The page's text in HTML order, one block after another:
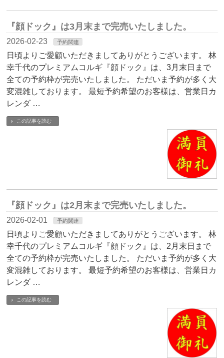
『顔ドック』は3月末まで完売いたしました。
2026-02-23 予約関連
日頃よりご愛顧いただきましてありがとうございます。 林
幸千代のプレミアムコルギ『顔ドック』は、3月末日まで
全ての予約枠が完売いたしました。 ただいま予約が多く大
変混雑しております。 最短予約希望のお客様は、営業日カ
レンダ …
この記事を読む
『顔ドック』は2月末まで完売いたしました。
2026-02-01 予約関連
日頃よりご愛顧いただきましてありがとうございます。 林
幸千代のプレミアムコルギ『顔ドック』は、2月末日まで
全ての予約枠が完売いたしました。 ただいま予約が多く大
変混雑しております。 最短予約希望のお客様は、営業日カ
レンダ …
この記事を読む